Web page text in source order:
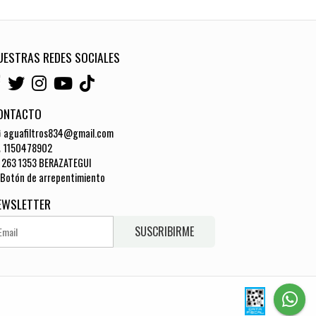
REDES SOCIALES
aguafiltros834@gmail.com
1150478902
263 1353 BERAZATEGUI
Botón de arrepentimiento
SUSCRIBIRME